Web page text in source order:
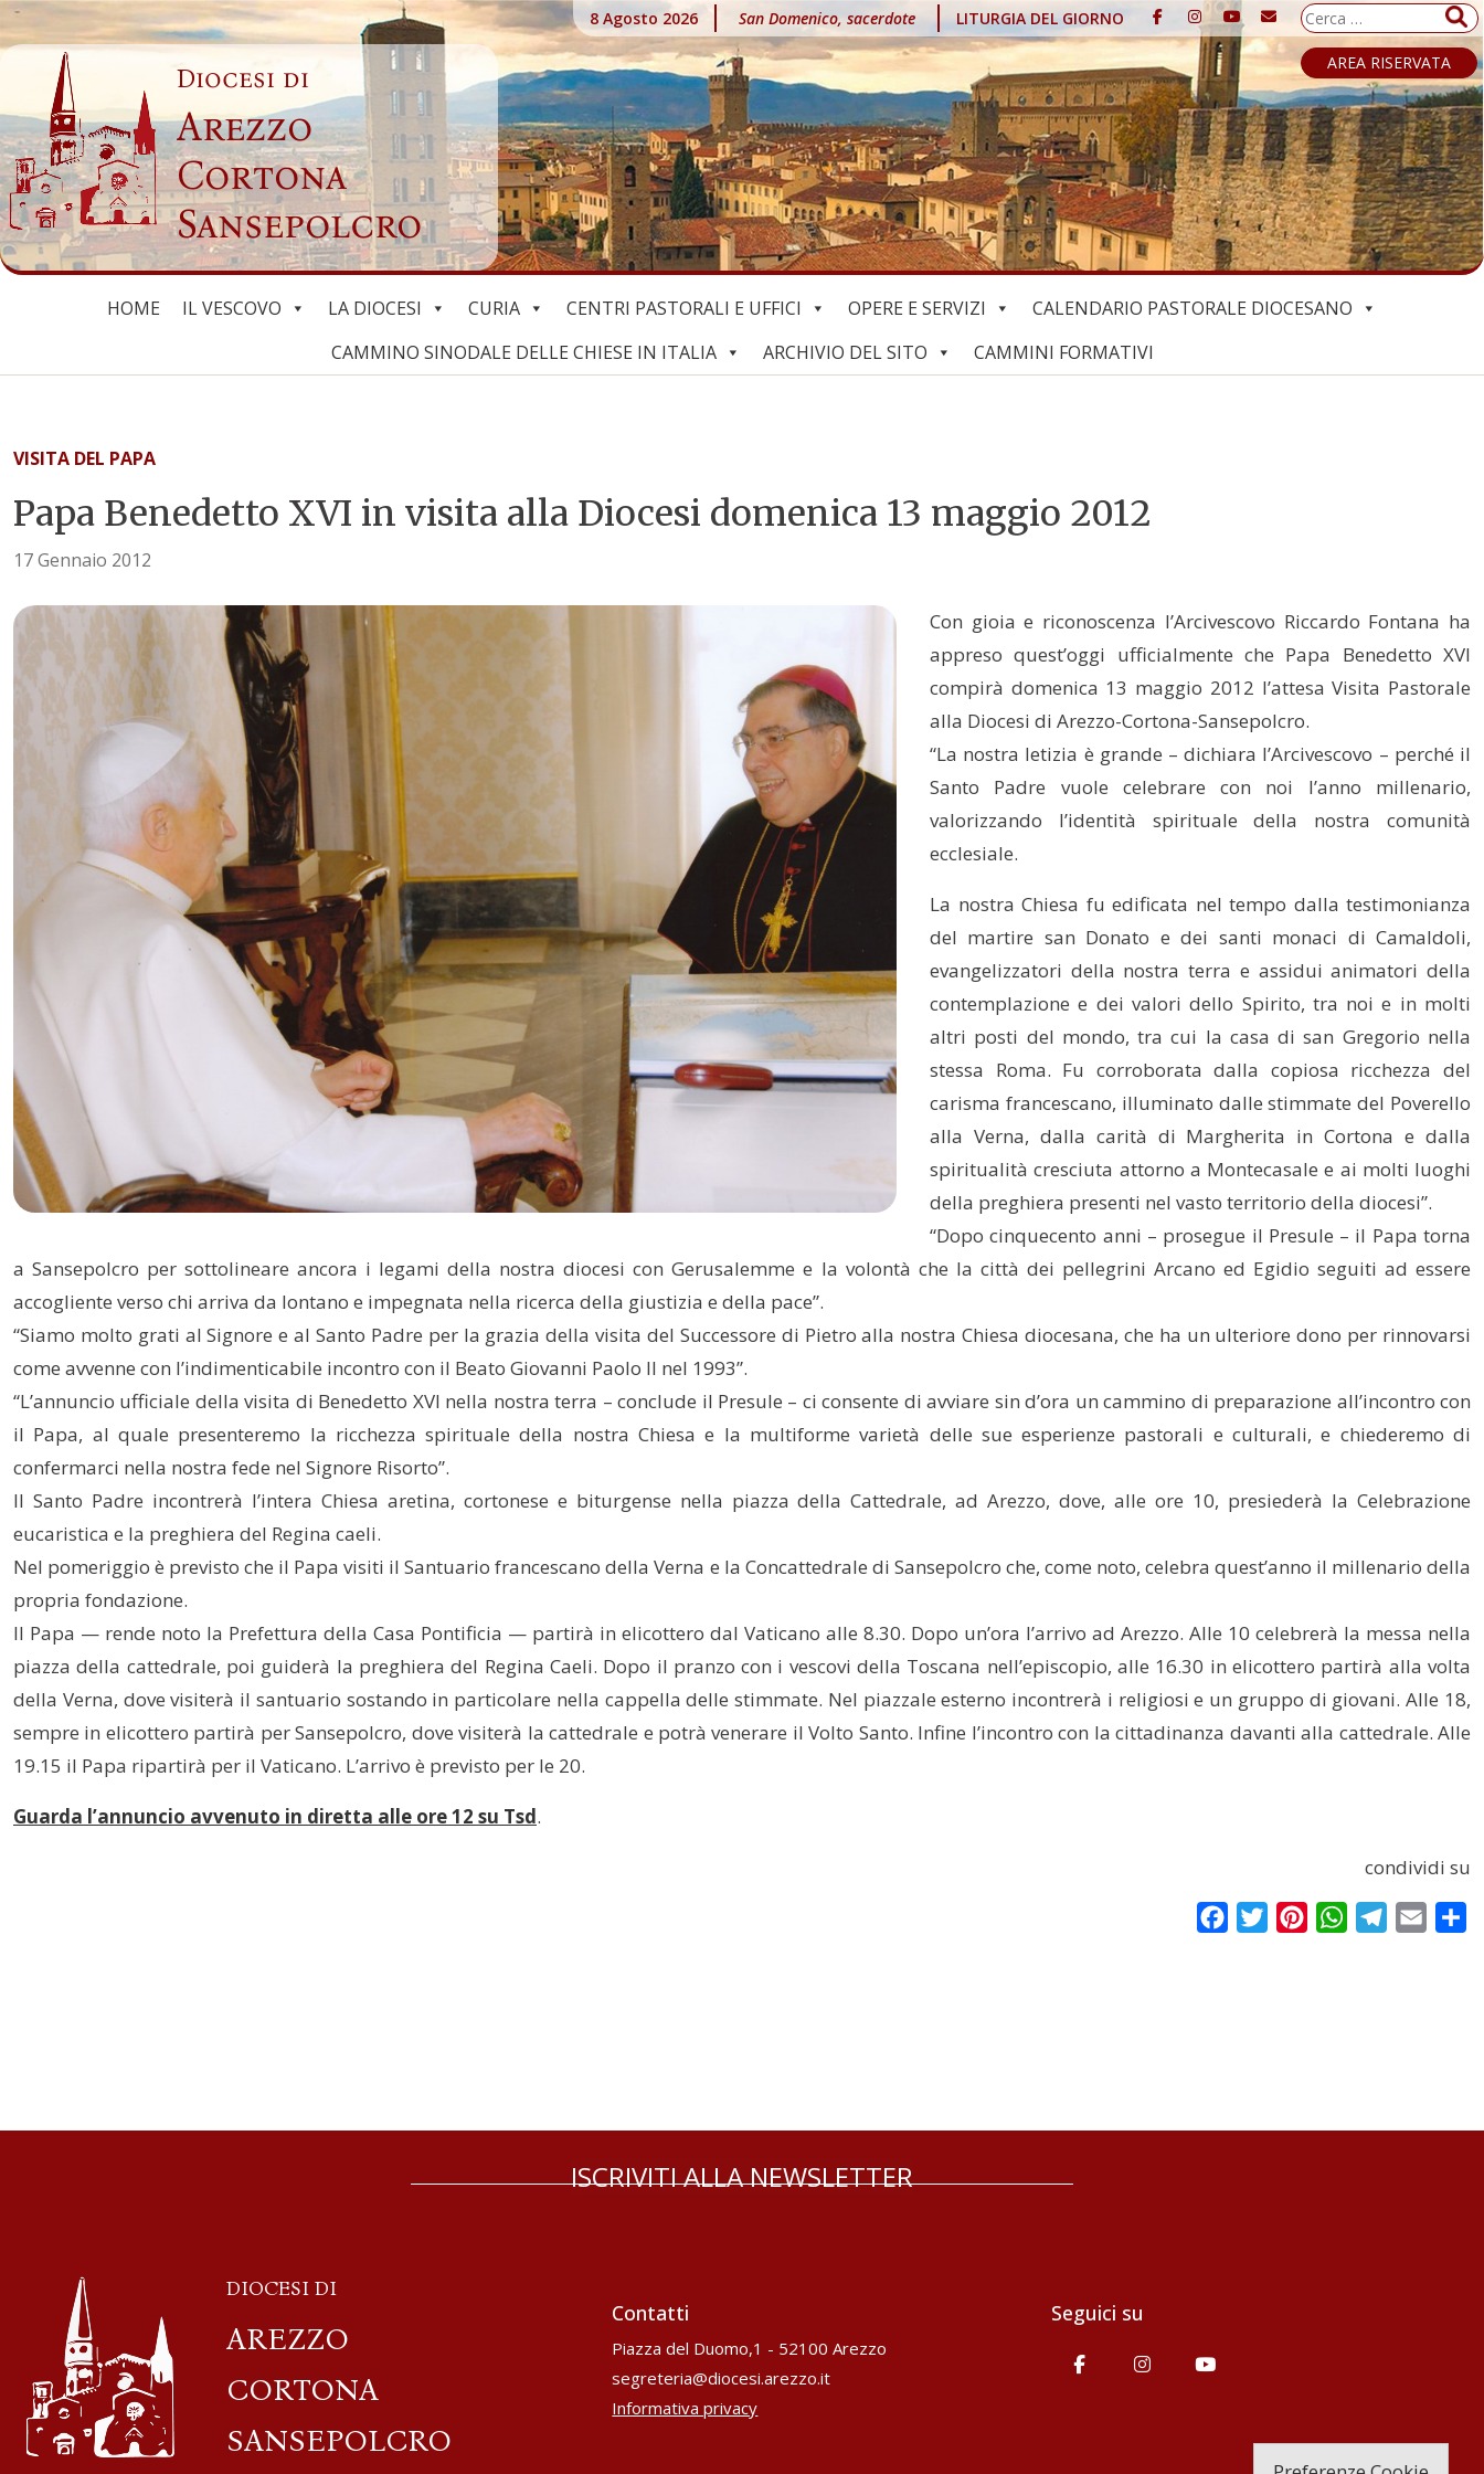
Skip
to
content
Diocesi di
Arezzo
Cortona
Sansepolcro
8 Agosto 2026 San Domenico, sacerdote LITURGIA DEL GIORNO
Ricerca
per:
AREA RISERVATA
HOME IL VESCOVO LA DIOCESI CURIA CENTRI PASTORALI E UFFICI OPERE E SERVIZI
CALENDARIO PASTORALE DIOCESANO
CAMMINO SINODALE DELLE CHIESE IN ITALIA
ARCHIVIO DEL SITO CAMMINI FORMATIVI
VISITA DEL PAPA
Papa Benedetto XVI in visita alla Diocesi domenica 13 maggio 2012
17 Gennaio 2012
Con gioia e riconoscenza l’Arcivescovo Riccardo Fontana ha
appreso quest’oggi ufficialmente che Papa Benedetto XVI
compirà domenica 13 maggio 2012 l’attesa Visita Pastorale
alla Diocesi di Arezzo-Cortona-Sansepolcro.
“La nostra letizia è grande – dichiara l’Arcivescovo – perché il
Santo Padre vuole celebrare con noi l’anno millenario,
valorizzando l’identità spirituale della nostra comunità
ecclesiale.
La nostra Chiesa fu edificata nel tempo dalla testimonianza
del martire san Donato e dei santi monaci di Camaldoli,
evangelizzatori della nostra terra e assidui animatori della
contemplazione e dei valori dello Spirito, tra noi e in molti
altri posti del mondo, tra cui la casa di san Gregorio nella
stessa Roma. Fu corroborata dalla copiosa ricchezza del
carisma francescano, illuminato dalle stimmate del Poverello
alla Verna, dalla carità di Margherita in Cortona e dalla
spiritualità cresciuta attorno a Montecasale e ai molti luoghi
della preghiera presenti nel vasto territorio della diocesi”.
“Dopo cinquecento anni – prosegue il Presule – il Papa torna
a Sansepolcro per sottolineare ancora i legami della nostra diocesi con Gerusalemme e la volontà che la città dei pellegrini Arcano ed Egidio seguiti ad essere
accogliente verso chi arriva da lontano e impegnata nella ricerca della giustizia e della pace”.
“Siamo molto grati al Signore e al Santo Padre per la grazia della visita del Successore di Pietro alla nostra Chiesa diocesana, che ha un ulteriore dono per rinnovarsi
come avvenne con l’indimenticabile incontro con il Beato Giovanni Paolo II nel 1993”.
“L’annuncio ufficiale della visita di Benedetto XVI nella nostra terra – conclude il Presule – ci consente di avviare sin d’ora un cammino di preparazione all’incontro con
il Papa, al quale presenteremo la ricchezza spirituale della nostra Chiesa e la multiforme varietà delle sue esperienze pastorali e culturali, e chiederemo di
confermarci nella nostra fede nel Signore Risorto”.
Il Santo Padre incontrerà l’intera Chiesa aretina, cortonese e biturgense nella piazza della Cattedrale, ad Arezzo, dove, alle ore 10, presiederà la Celebrazione
eucaristica e la preghiera del Regina caeli.
Nel pomeriggio è previsto che il Papa visiti il Santuario francescano della Verna e la Concattedrale di Sansepolcro che, come noto, celebra quest’anno il millenario della
propria fondazione.
Il Papa — rende noto la Prefettura della Casa Pontificia — partirà in elicottero dal Vaticano alle 8.30. Dopo un’ora l’arrivo ad Arezzo. Alle 10 celebrerà la messa nella
piazza della cattedrale, poi guiderà la preghiera del Regina Caeli. Dopo il pranzo con i vescovi della Toscana nell’episcopio, alle 16.30 in elicottero partirà alla volta
della Verna, dove visiterà il santuario sostando in particolare nella cappella delle stimmate. Nel piazzale esterno incontrerà i religiosi e un gruppo di giovani. Alle 18,
sempre in elicottero partirà per Sansepolcro, dove visiterà la cattedrale e potrà venerare il Volto Santo. Infine l’incontro con la cittadinanza davanti alla cattedrale. Alle
19.15 il Papa ripartirà per il Vaticano. L’arrivo è previsto per le 20.
Guarda l’annuncio avvenuto in diretta alle ore 12 su Tsd.
condividi su
FacebookTwitterPinterestWhatsAppTelegram
Email
ISCRIVITI ALLA NEWSLETTER
DIOCESI DI
AREZZO
CORTONA
SANSEPOLCRO
Contatti
Piazza del Duomo,1 - 52100 Arezzo
segreteria@diocesi.arezzo.it
Informativa privacy
Seguici su